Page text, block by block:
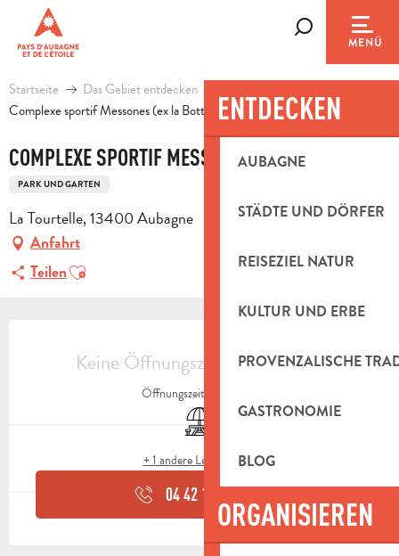
contenu
principal
MENÜ
ENTDECKEN
AUBAGNE
STÄDTE UND DÖRFER
REISEZIEL NATUR
KULTUR UND ERBE
PROVENZALISCHE
GASTRONOMIE
BLOG
ORGANISIEREN
Startseite Das Gebiet entdecken
Complexe sportif Messones (ex la Botte)
COMPLEXE SPORTIF MESSONES (EX LA BOTTE)
PARK UND GARTEN
La Tourtelle, 13400 Aubagne
Anfahrt
TeilenAjouter aux favoris
Keine Öffnungszeiten hinterlegt
Öffnungszeiten ansehen
Picknickplatz
+ 1 andere Leistung(en)
04 42 18 19